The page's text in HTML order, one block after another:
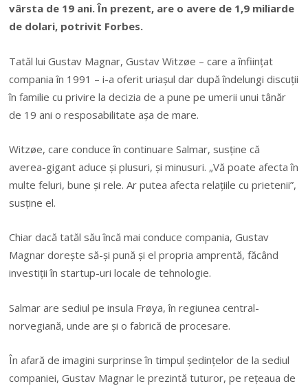
vârsta de 19 ani. În prezent, are o avere de 1,9 miliarde
de dolari, potrivit Forbes.
Tatăl lui Gustav Magnar, Gustav Witzøe – care a înființat
compania în 1991 – i-a oferit uriașul dar după îndelungi discuții
în familie cu privire la decizia de a pune pe umerii unui tânăr
de 19 ani o resposabilitate așa de mare.
Witzøe, care conduce în continuare Salmar, susține că
averea-gigant aduce și plusuri, și minusuri. „Vă poate afecta în
multe feluri, bune și rele. Ar putea afecta relațiile cu prietenii”,
susține el.
Chiar dacă tatăl său încă mai conduce compania, Gustav
Magnar dorește să-și pună și el propria amprentă, făcând
investiții în startup-uri locale de tehnologie.
Salmar are sediul pe insula Frøya, în regiunea central-
norvegiană, unde are și o fabrică de procesare.
În afară de imagini surprinse în timpul ședințelor de la sediul
companiei, Gustav Magnar le prezintă tuturor, pe rețeaua de